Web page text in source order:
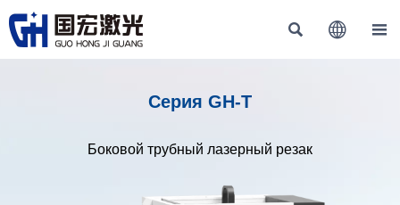
  
Серия GH-T
Боковой трубный лазерный резак